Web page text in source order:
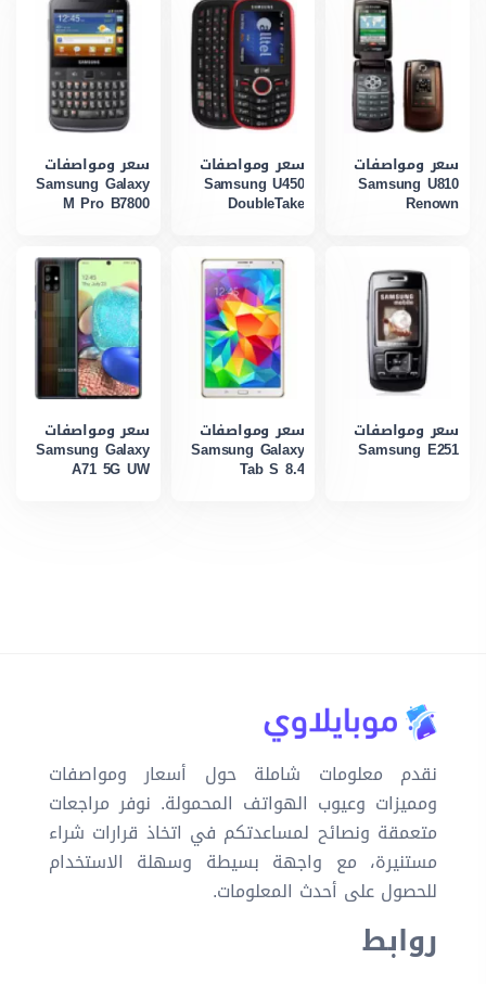
سعر ومواصفات
Samsung U810
Renown
سعر ومواصفات
Samsung U450
DoubleTake
سعر ومواصفات
Samsung Galaxy
M Pro B7800
سعر ومواصفات
Samsung E251
سعر ومواصفات
Samsung Galaxy
Tab S 8.4
سعر ومواصفات
Samsung Galaxy
A71 5G UW
نقدم معلومات شاملة حول أسعار ومواصفات
ومميزات وعيوب الهواتف المحمولة. نوفر مراجعات
متعمقة ونصائح لمساعدتكم في اتخاذ قرارات شراء
مستنيرة، مع واجهة بسيطة وسهلة الاستخدام
للحصول على أحدث المعلومات.
روابط